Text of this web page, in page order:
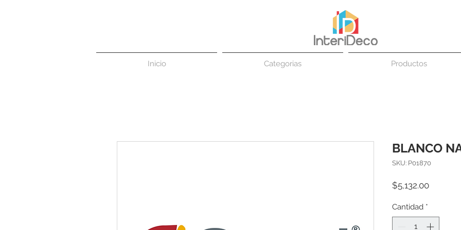
Inicio Categorias Productos
BLANCO
SKU: P01870
$5,132.00Precio
Cantidad *